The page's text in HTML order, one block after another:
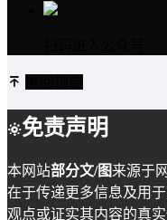
免责声明
本网站部分文/图来源于
在于传递更多信息及用
观点或证实其内容的真